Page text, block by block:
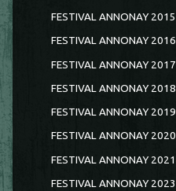
FESTIVAL ANNONAY 2015
FESTIVAL ANNONAY 2016
FESTIVAL ANNONAY 2017
FESTIVAL ANNONAY 2018
FESTIVAL ANNONAY 2019
FESTIVAL ANNONAY 2020
FESTIVAL ANNONAY 2021
FESTIVAL ANNONAY 2023